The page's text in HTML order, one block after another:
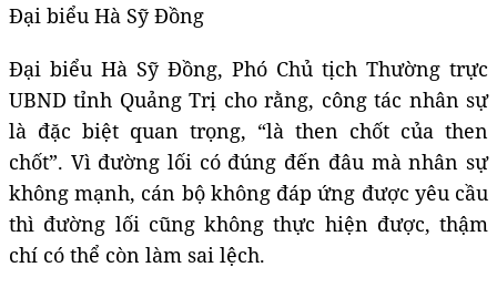
Đại biểu Hà Sỹ Đồng
Đại biểu Hà Sỹ Đồng, Phó Chủ tịch Thường trực
UBND tỉnh Quảng Trị cho rằng, công tác nhân sự
là đặc biệt quan trọng, “là then chốt của then
chốt”. Vì đường lối có đúng đến đâu mà nhân sự
không mạnh, cán bộ không đáp ứng được yêu cầu
thì đường lối cũng không thực hiện được, thậm
chí có thể còn làm sai lệch.